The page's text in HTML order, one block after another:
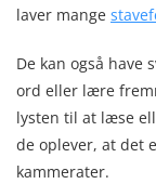
laver mange
De kan også
ord eller lære
lysten til at læse
de oplever, at det
kammerater.